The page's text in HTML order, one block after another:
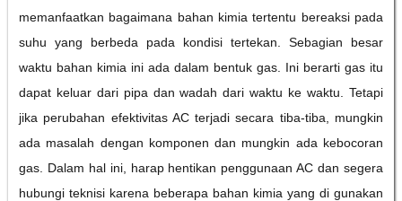
memanfaatkan bagaimana bahan kimia tertentu bereaksi pada
suhu yang berbeda pada kondisi tertekan. Sebagian besar
waktu bahan kimia ini ada dalam bentuk gas. Ini berarti gas itu
dapat keluar dari pipa dan wadah dari waktu ke waktu. Tetapi
jika perubahan efektivitas AC terjadi secara tiba-tiba, mungkin
ada masalah dengan komponen dan mungkin ada kebocoran
gas. Dalam hal ini, harap hentikan penggunaan AC dan segera
hubungi teknisi karena beberapa bahan kimia yang di gunakan